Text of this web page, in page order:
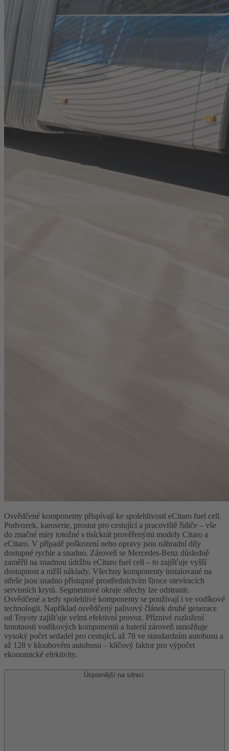
Osvědčené komponenty přispívají ke spolehlivosti eCitaro fuel cell.
Podvozek, karoserie, prostor pro cestující a pracoviště řidiče – vše
do značné míry totožné s tisíckrát prověřenými modely Citaro a
eCitaro. V případě poškození nebo opravy jsou náhradní díly
dostupné rychle a snadno. Zároveň se Mercedes-Benz důsledně
zaměřil na snadnou údržbu eCitaro fuel cell – to zajišťuje vyšší
dostupnost a nižší náklady. Všechny komponenty instalované na
střeše jsou snadno přístupné prostřednictvím široce otevíracích
servisních krytů. Segmentové okraje střechy lze odstranit.
Osvědčené a tedy spolehlivé komponenty se používají i ve vodíkové
technologii. Například osvědčený palivový článek druhé generace
od Toyoty zajišťuje velmi efektivní provoz. Příznivé rozložení
hmotnosti vodíkových komponentů a baterií zároveň umožňuje
vysoký počet sedadel pro cestující, až 78 ve standardním autobusu a
až 128 v kloubovém autobusu – klíčový faktor pro výpočet
ekonomické efektivity.
Úspornější na silnici.